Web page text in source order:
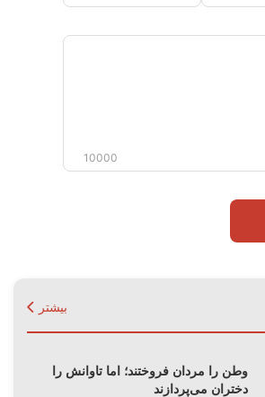
دیدگاه
10000
بیشتر
وطن را مردان فروختند؛ اما تاوانش را
دختران می‌پردازند